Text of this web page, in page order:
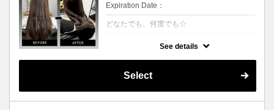
Expiration Date：
どなたでも、何度でも☆
トリートメント！髪質を綺麗にするだけでは
なく、生えてくる毛にもアプローチ致しま
See details
Select